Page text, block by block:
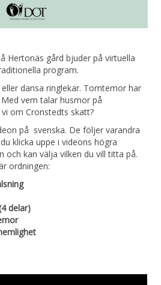
Hertonäs gård bjuder på virtuella
program.
dansa ringlekar. Tomtemor har
vem talar husmor på
om Cronstedts skatt?
på svenska. De följer varandra
klicka uppe i videons högra
och kan välja vilken du vill titta på.
ordningen:
delar)